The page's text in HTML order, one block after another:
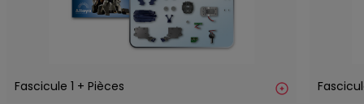
Fascicule 1 + Pièces